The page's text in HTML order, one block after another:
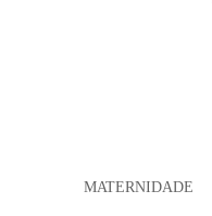
MATERNIDADE